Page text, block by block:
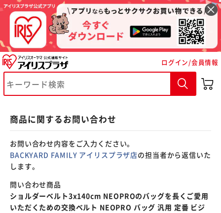
ログイン/会員情報
商品に関するお問い合わせ
お問い合わせ内容をご入力ください。
BACKYARD FAMILY アイリスプラザ店の担当者から返信いた
します。
問い合わせ商品
ショルダーベルト3x140cm NEOPROのバッグを長くご愛用
いただくための交換ベルト NEOPRO バッグ 汎用 定番 ビジ
※ご確認ください
カートに入れる